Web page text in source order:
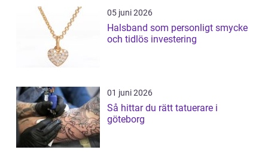
05 juni 2026
Halsband som personligt smycke
och tidlös investering
01 juni 2026
Så hittar du rätt tatuerare i
göteborg